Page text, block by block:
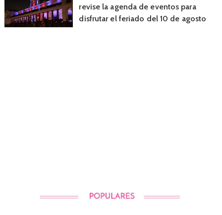
revise la agenda de eventos para
disfrutar el feriado del 10 de agosto